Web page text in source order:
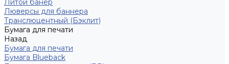
Литой банер
Люверсы для баннера
Транслюцентный (Бэклит)
Бумага для печати
Назад
Бумага для печати
Бумага Blueback